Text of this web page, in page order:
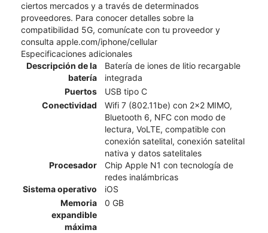
ciertos mercados y a través de determinados
proveedores. Para conocer detalles sobre la
compatibilidad 5G, comunícate con tu proveedor y
consulta apple.com/iphone/cellular
Especificaciones adicionales
Descripción de la
batería
Batería de iones de litio recargable
integrada
Puertos
USB tipo C
Conectividad
Wifi 7 (802.11be) con 2x2 MIMO,
Bluetooth 6, NFC con modo de
lectura, VoLTE, compatible con
conexión satelital, conexión satelital
nativa y datos satelitales
Procesador
Chip Apple N1 con tecnología de
redes inalámbricas
Sistema operativo
iOS
Memoria
expandible
máxima
0 GB